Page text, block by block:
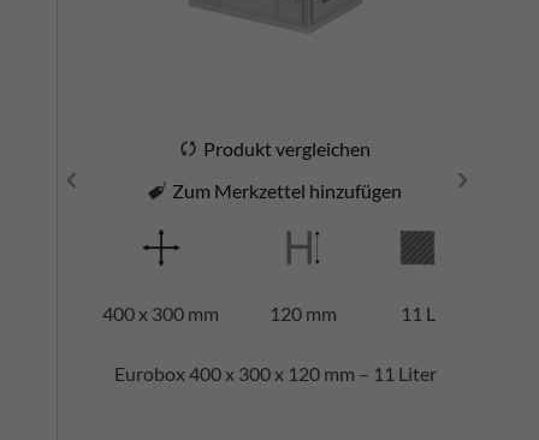
Produkt vergleichen
Zum Merkzettel hinzufügen
400 x 300 mm 120 mm 11 L
Eurobox 400 x 300 x 120 mm – 11 Liter